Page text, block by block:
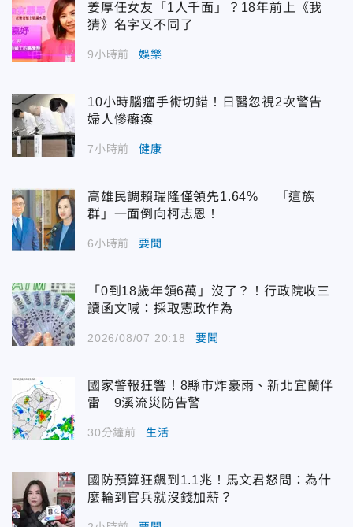
姜厚任女友「1人千面」？18年前上《我
猜》名字又不同了
9小時前 娛樂
10小時腦瘤手術切錯！日醫忽視2次警告
婦人慘癱瘓
7小時前 健康
高雄民調賴瑞隆僅領先1.64% 「這族
群」一面倒向柯志恩！
6小時前 要聞
「0到18歲年領6萬」沒了？！行政院收三
讀函文喊：採取憲政作為
2026/08/07 20:18 要聞
國家警報狂響！8縣市炸豪雨、新北宜蘭伴
雷 9溪流災防告警
30分鐘前 生活
國防預算狂飆到1.1兆！馬文君怒問：為什
麼輪到官兵就沒錢加薪？